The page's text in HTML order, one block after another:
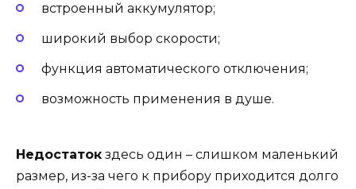
встроенный аккумулятор;
широкий выбор скорости;
функция автоматического отключения;
возможность применения в душе.
Недостаток здесь один – слишком маленький
размер, из-за чего к прибору приходится долго